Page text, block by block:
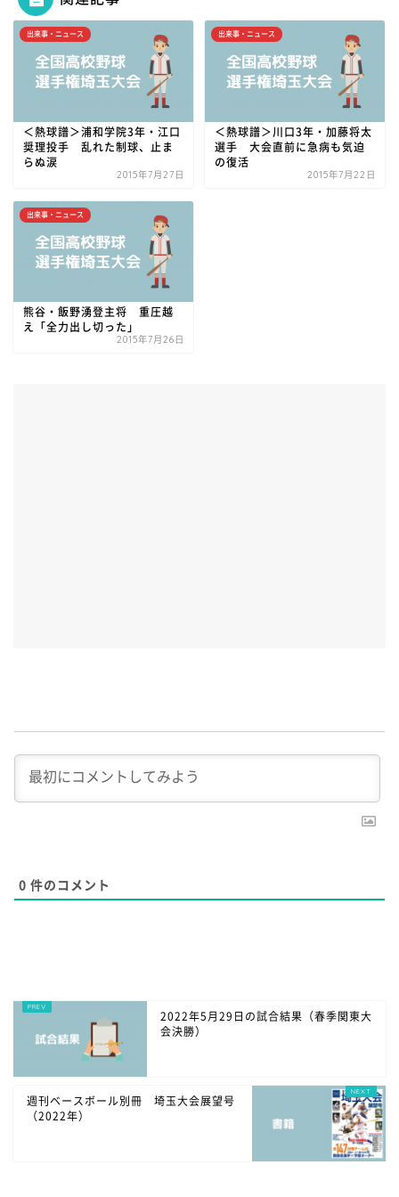
出来事・ニュース
＜熱球譜＞浦和学院3年・江口
奨理投手 乱れた制球、止ま
らぬ涙
2015年7月27日
出来事・ニュース
＜熱球譜＞川口3年・加藤将太
選手 大会直前に急病も気迫
の復活
2015年7月22日
出来事・ニュース
熊谷・飯野湧登主将 重圧越
え「全力出し切った」
2015年7月26日
0 件のコメント
2022年5月29日の試合結果（春季関東大
会決勝）
週刊ベースボール別冊 埼玉大会展望号
（2022年）